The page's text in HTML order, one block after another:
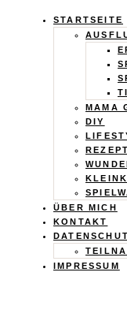
Calistas
Traum
STARTSEITE
MAMA
DIY
ÜBER MICH
KONTAKT
IMPRESSUM